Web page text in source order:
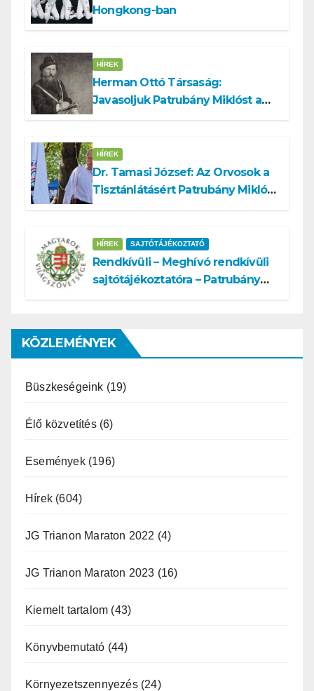
Hongkong-ban
HÍREK
Herman Ottó Társaság:
Javasoljuk Patrubány Miklóst a
HÍREK
Dr. Tamasi József: Az Orvosok a
Tisztánlátásért Patrubány Miklóst
HÍREK SAJTÓTÁJÉKOZTATÓ
Rendkívüli – Meghívó rendkívüli
sajtótájékoztatóra – Patrubány
támadás
KÖZLEMÉNYEK
Büszkeségeink (19)
Élő közvetítés(6)
Események(196)
Hírek (604)
JG Trianon Maraton 2022 (4)
JG Trianon Maraton 2023 (16)
Kiemelt tartalom (43)
Könyvbemutató (44)
Környezetszennyezés(24)